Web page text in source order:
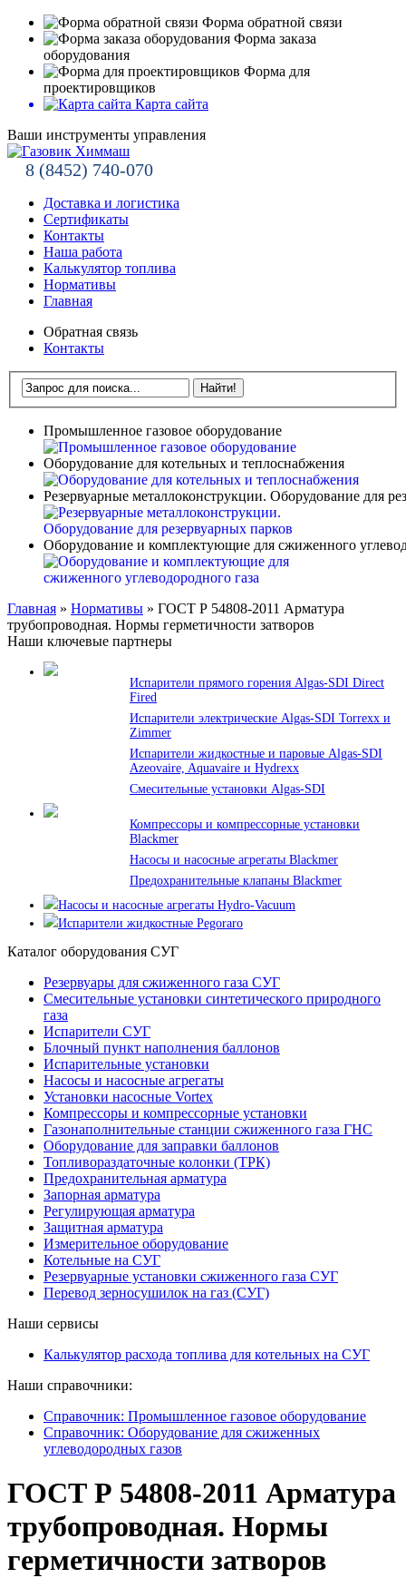
Форма обратной связи
Форма заказа
оборудования
Форма для
проектировщиков
Карта сайта
Ваши инструменты управления
8 (8452) 740-070
Доставка и логистика
Сертификаты
Контакты
Наша работа
Калькулятор топлива
Нормативы
Главная
Обратная связь
Контакты
Промышленное газовое оборудование
Оборудование для котельных и теплоснабжения
Резервуарные металлоконструкции. Оборудование для
Оборудование и комплектующие для сжиженного
Главная » Нормативы » ГОСТ Р 54808-2011 Арматура
трубопроводная. Нормы герметичности затворов
Наши ключевые партнеры
Испарители прямого горения Algas-SDI Direct
Fired
Испарители электрические Algas-SDI Torrexx и
Zimmer
Испарители жидкостные и паровые Algas-SDI
Azeovaire, Aquavaire и Hydrexx
Смесительные установки Algas-SDI
Компрессоры и компрессорные установки
Blackmer
Насосы и насосные агрегаты Blackmer
Предохранительные клапаны Blackmer
Насосы и насосные агрегаты Hydro-Vacuum
Испарители жидкостные Pegoraro
Каталог оборудования СУГ
Резервуары для сжиженного газа СУГ
Смесительные установки синтетического природного
газа
Испарители СУГ
Блочный пункт наполнения баллонов
Испарительные установки
Насосы и насосные агрегаты
Установки насосные Vortex
Компрессоры и компрессорные установки
Газонаполнительные станции сжиженного газа ГНС
Оборудование для заправки баллонов
Топливораздаточные колонки (ТРК)
Предохранительная арматура
Запорная арматура
Регулирующая арматура
Защитная арматура
Измерительное оборудование
Котельные на СУГ
Резервуарные установки сжиженного газа СУГ
Перевод зерносушилок на газ (СУГ)
Наши сервисы
Калькулятор расхода топлива для котельных на СУГ
Наши справочники:
Справочник: Промышленное газовое оборудование
Справочник: Оборудование для сжиженных
углеводородных газов
ГОСТ Р 54808-2011 Арматура
трубопроводная. Нормы
герметичности затворов